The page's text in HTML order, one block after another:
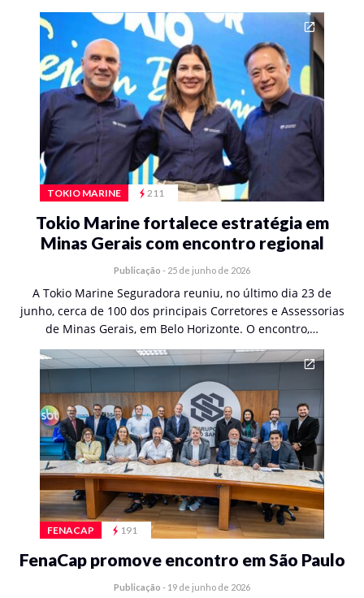
TOKIO MARINE 211
Tokio Marine fortalece estratégia em
Minas Gerais com encontro regional
Publicação - 25 de junho de 2026
A Tokio Marine Seguradora reuniu, no último dia 23 de
junho, cerca de 100 dos principais Corretores e Assessorias
de Minas Gerais, em Belo Horizonte. O encontro,…
FENACAP 191
FenaCap promove encontro em São Paulo
Publicação - 19 de junho de 2026